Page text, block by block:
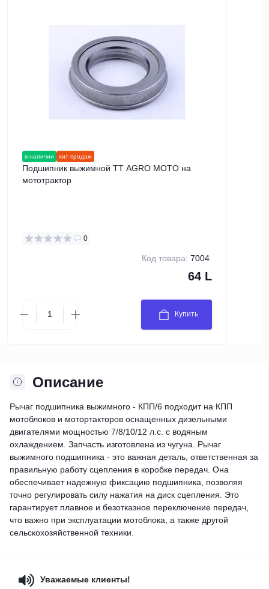
в наличии хит продаж
Подшипник выжимной TT AGRO MOTO на
мототрактор
0
Код товара: 7004
64 L
Купить
Описание
Рычаг подшипника выжимного - КПП/6 подходит на КПП
мотоблоков и мотортакторов оснащенных дизельными
двигателями мощностью 7/8/10/12 л.с. с водяным
охлаждением. Запчасть изготовлена из чугуна. Рычаг
выжимного подшипника - это важная деталь, ответственная за
правильную работу сцепления в коробке передач. Она
обеспечивает надежную фиксацию подшипника, позволяя
точно регулировать силу нажатия на диск сцепления. Это
гарантирует плавное и безотказное переключение передач,
что важно при эксплуатации мотоблока, а также другой
сельскохозяйственной техники.
Уважаемые клиенты!